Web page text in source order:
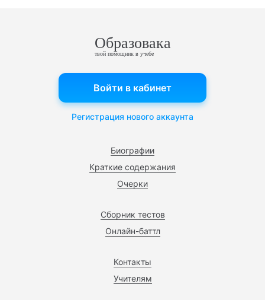
Образовака
твой помощник в учебе
Биографии
Краткие содержания
Очерки
Сборник тестов
Онлайн-баттл
Контакты
Учителям
Войти в кабинет
Регистрация нового аккаунта